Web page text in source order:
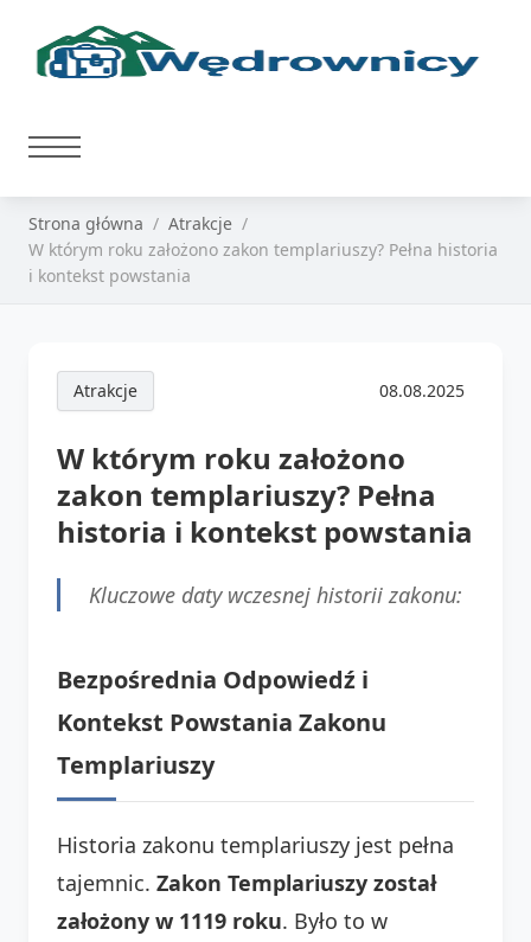
Strona główna
Atrakcje
W którym roku założono zakon templariuszy? Pełna historia
i kontekst powstania
Atrakcje 08.08.2025
W którym roku założono
zakon templariuszy? Pełna
historia i kontekst powstania
Kluczowe daty wczesnej historii zakonu:
Bezpośrednia Odpowiedź i
Kontekst Powstania Zakonu
Templariuszy
Historia zakonu templariuszy jest pełna
tajemnic. Zakon Templariuszy został
założony w 1119 roku. Było to w